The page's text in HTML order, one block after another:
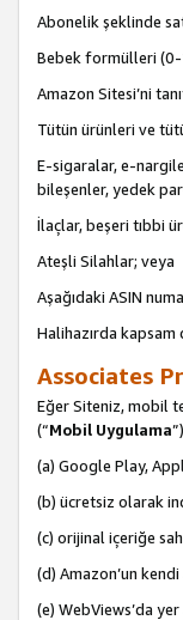
Abonelik şeklinde
Bebek formülleri (0-
Amazon Sitesi’ni
Tütün ürünleri ve
E-sigaralar, e-
bileşenler, yedek
İlaçlar, beşeri tıbbi
Ateşli Silahlar; veya
Aşağıdaki ASIN
Halihazırda kapsam
Associates
Eğer Siteniz, mobil
(“Mobil Uygulama
(a) Google Play,
(b) ücretsiz olarak
(c) orijinal içeriğe
(d) Amazon’un
(e) WebViews’da